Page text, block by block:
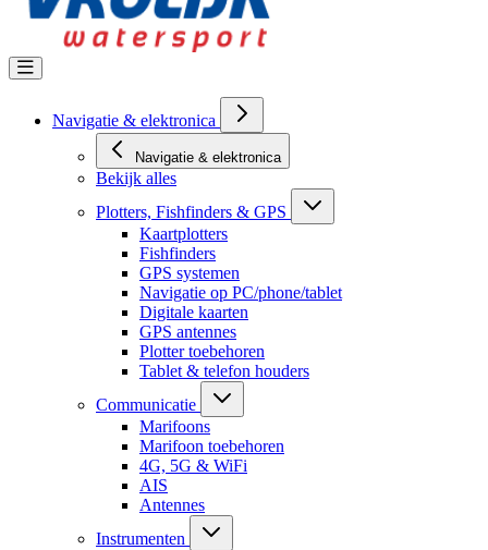
Navigatie & elektronica
Navigatie & elektronica
Bekijk alles
Plotters, Fishfinders & GPS
Kaartplotters
Fishfinders
GPS systemen
Navigatie op PC/phone/tablet
Digitale kaarten
GPS antennes
Plotter toebehoren
Tablet & telefon houders
Communicatie
Marifoons
Marifoon toebehoren
4G, 5G & WiFi
AIS
Antennes
Instrumenten